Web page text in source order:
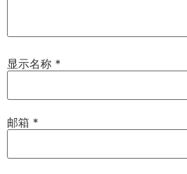
显示名称 *
邮箱 *